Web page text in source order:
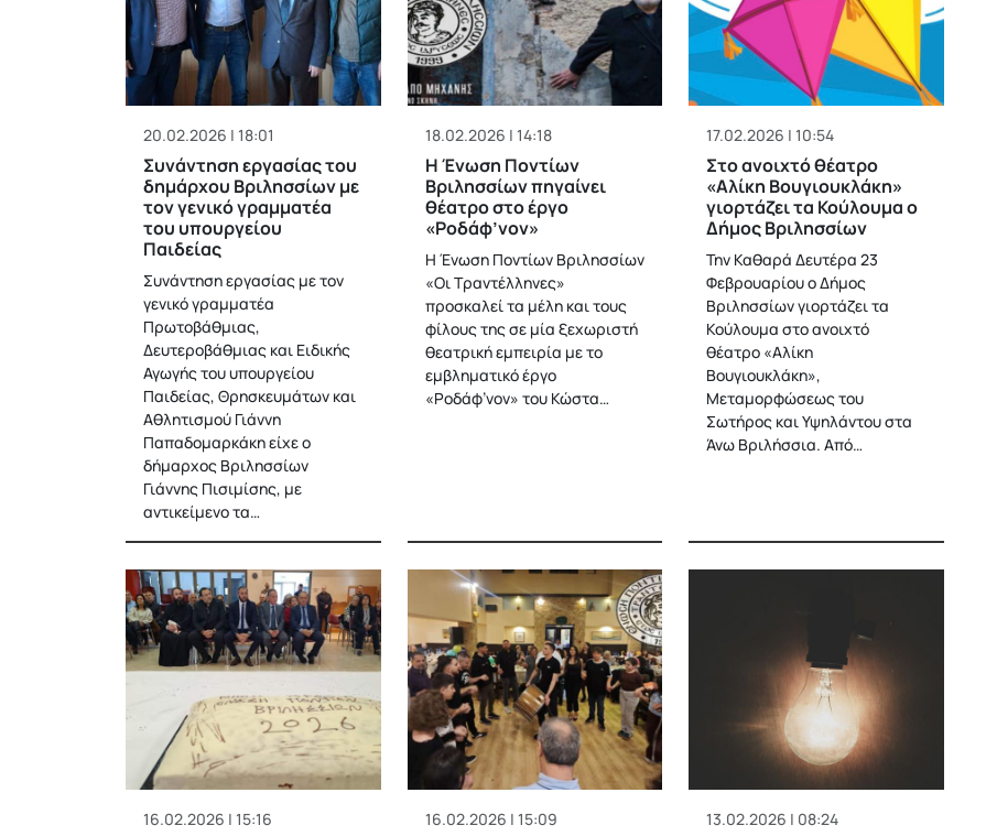
20.02.2026 | 18:01
Συνάντηση εργασίας του
δημάρχου Βριλησσίων με
τον γενικό γραμματέα
του υπουργείου
Παιδείας
Συνάντηση εργασίας με τον
γενικό γραμματέα
Πρωτοβάθμιας,
Δευτεροβάθμιας και Ειδικής
Αγωγής του υπουργείου
Παιδείας, Θρησκευμάτων και
Αθλητισμού Γιάννη
Παπαδομαρκάκη είχε ο
δήμαρχος Βριλησσίων
Γιάννης Πισιμίσης, με
αντικείμενο τα…
18.02.2026 | 14:18
Η Ένωση Ποντίων
Βριλησσίων πηγαίνει
θέατρο στο έργο
«Ροδάφ’νον»
Η Ένωση Ποντίων Βριλησσίων
«Οι Τραντέλληνες»
προσκαλεί τα μέλη και τους
φίλους της σε μία ξεχωριστή
θεατρική εμπειρία με το
εμβληματικό έργο
«Ροδάφ’νον» του Κώστα…
17.02.2026 | 10:54
Στο ανοιχτό θέατρο
«Αλίκη Βουγιουκλάκη»
γιορτάζει τα Κούλουμα ο
Δήμος Βριλησσίων
Την Καθαρά Δευτέρα 23
Φεβρουαρίου ο Δήμος
Βριλησσίων γιορτάζει τα
Κούλουμα στο ανοιχτό
θέατρο «Αλίκη
Βουγιουκλάκη»,
Μεταμορφώσεως του
Σωτήρος και Υψηλάντου στα
Άνω Βριλήσσια. Από…
16.02.2026 | 15:16 16.02.2026 | 15:09 13.02.2026 | 08:24